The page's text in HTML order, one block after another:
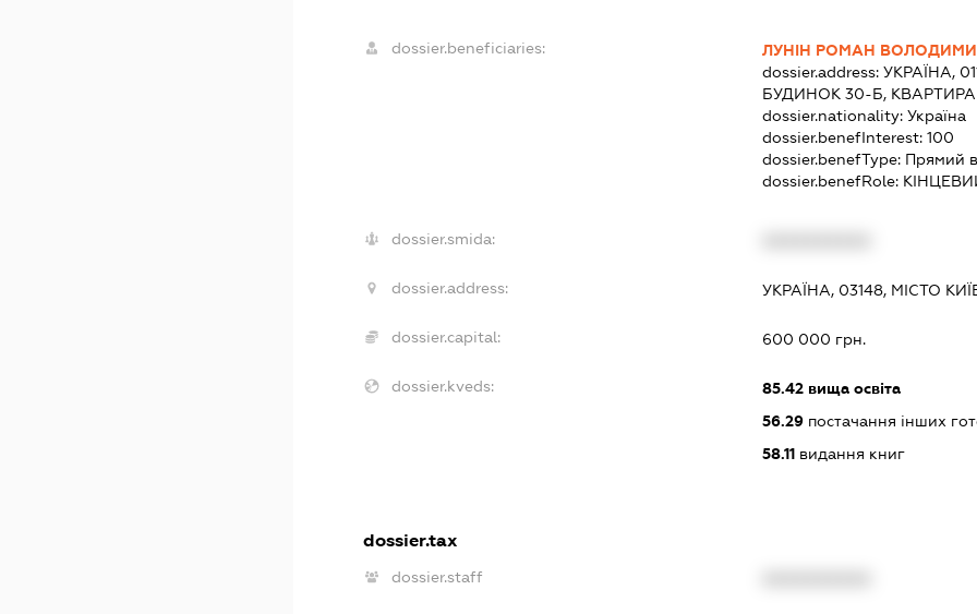
dossier.beneficiaries:
ЛУНІН РОМАН
dossier.address: УКРАЇНА,
БУДИНОК 30-Б, КВАРТИРА
dossier.nationality: Україна
dossier.benefInterest: 100
dossier.benefType: Прямий
dossier.benefRole:
dossier.smida:
dossier.address: УКРАЇНА, 03148, МІСТО
dossier.capital: 600 000 грн.
dossier.kveds: 85.42вища освіта
56.29постачання інших
58.11видання книг
dossier.tax
dossier.staff